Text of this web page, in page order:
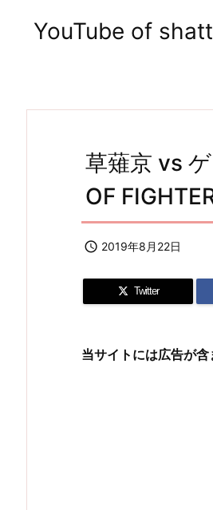
YouTube of
草薙京 vs
OF
 2019年8月22日
Twitter
当サイトには広告が含